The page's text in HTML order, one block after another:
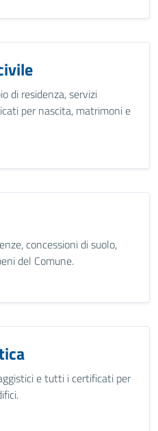
di residenza, servizi
per nascita, matrimoni e
concessioni di suolo,
del Comune.
e tutti i certificati per